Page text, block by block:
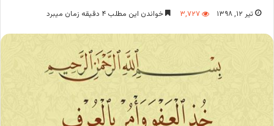
تیر ۱۲, ۱۳۹۸ ۳,۷۲۷ خواندن این مطلب ۴ دقیقه زمان میبرد